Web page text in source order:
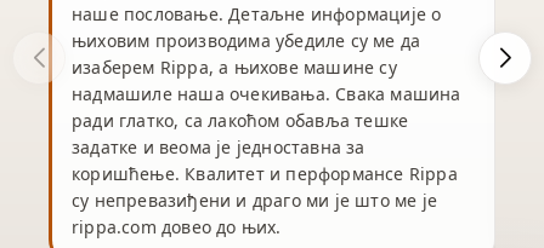
наше пословање. Детаљне информације о
њиховим производима убедиле су ме да
изаберем Rippa, а њихове машине су
надмашиле наша очекивања. Свака машина
ради глатко, са лакоћом обавља тешке
задатке и веома је једноставна за
коришћење. Квалитет и перформансе Rippa
су непревазиђени и драго ми је што ме је
rippa.com довео до њих.